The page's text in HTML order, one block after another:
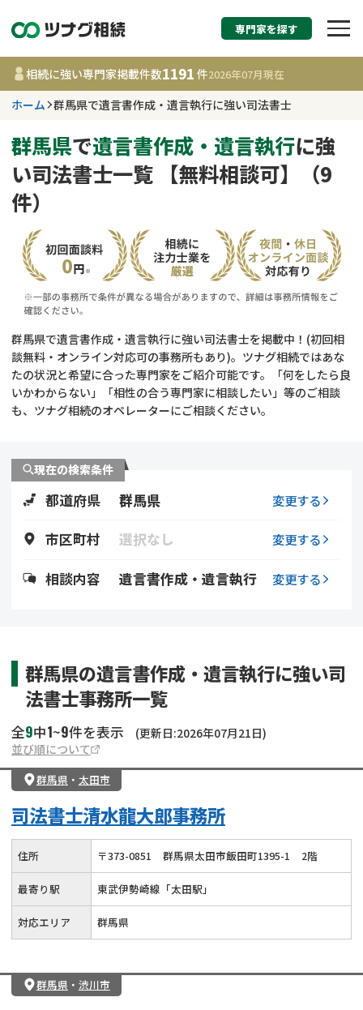
相続税申告・相続手
す
群馬県
事務所 1191
相談内容で探す
遺言書作成・遺言執行
相続登記
遺留分侵害額請求
相続手続き
不動産評価(相続不動
費用相場
コラム
相続手続き
遺言
調査・アンケート
専門家を探す
相続に強い専門家掲載件数1191 件2026年07月現在
ホーム 群馬県で遺言書作成・遺言執行に強い司法書士
群馬県で遺言書作成・遺言執行に強
い司法書士一覧 【無料相談可】（9
件）
群馬県で遺言書作成・遺言執行に強い司法書士を掲載中！(初回相
談無料・オンライン対応可の事務所もあり)。ツナグ相続ではあな
たの状況と希望に合った専門家をご紹介可能です。「何をしたら良
いかわからない」「相性の合う専門家に相談したい」等のご相談
も、ツナグ相続のオペレーターにご相談ください。
現在の検索条件
都道府県 群馬県 変更する
市区町村 選択なし 変更する
相談内容 遺言書作成・遺言執行 変更する
群馬県の遺言書作成・遺言執行に強い司
法書士事務所一覧
全9中1~9件を表示
(更新日:2026年07月21日)
並び順について
群馬県 ・ 太田市
司法書士清水龍大郎事務所
住所 〒373-0851 群馬県太田市飯田町1395-1 2階
最寄り駅 東武伊勢崎線「太田駅」
対応エリア 群馬県
群馬県 ・ 渋川市